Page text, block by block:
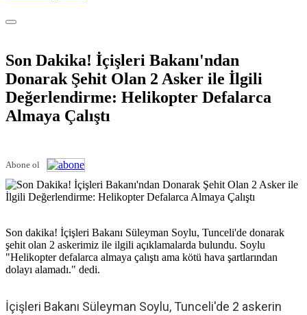
Son Dakika! İçişleri Bakanı'ndan
Donarak Şehit Olan 2 Asker ile İlgili
Değerlendirme: Helikopter Defalarca
Almaya Çalıştı
Abone ol
Son dakika! İçişleri Bakanı Süleyman Soylu, Tunceli'de donarak
şehit olan 2 askerimiz ile ilgili açıklamalarda bulundu. Soylu
"Helikopter defalarca almaya çalıştı ama kötü hava şartlarından
dolayı alamadı." dedi.
İçişleri Bakanı Süleyman Soylu, Tunceli'de 2 askerin